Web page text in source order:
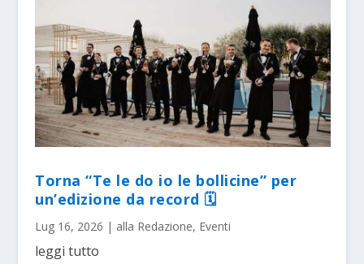
Torna “Te le do io le bollicine” per
un’edizione da record 🗓
Lug 16, 2026 | alla Redazione, Eventi
leggi tutto